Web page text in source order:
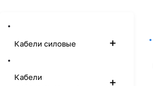
Кабели силовые
Кабели